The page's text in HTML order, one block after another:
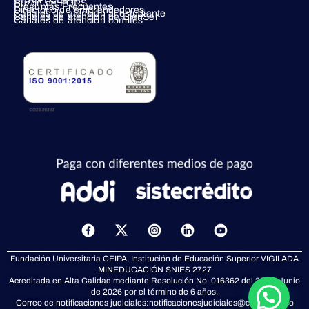
Buzón de PQRS
Preguntas Frecuentes
Directorio de emprendedores
Canales de atención al estudiante
Canales de atención de BienSer
Canales de atención comités
ISO 9001:2015
X
-
t
w
i
t
Fundación Universitaria CEIPA, Institución de Educación Superior VIGILADA
MINEDUCACIÓN SNIES 2727
Acreditada en Alta Calidad mediante Resolución No. 016362 del 23 de Junio
de 2026 por el término de 6 años.
Correo de notificaciones judiciales:notificacionesjudiciales@ceipa.edu.co